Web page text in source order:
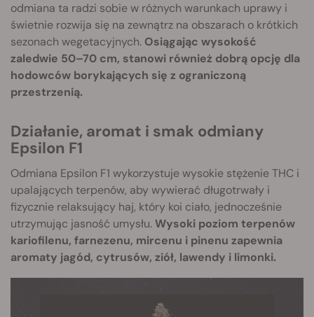
odmiana ta radzi sobie w różnych warunkach uprawy i
świetnie rozwija się na zewnątrz na obszarach o krótkich
sezonach wegetacyjnych. Osiągając wysokość
zaledwie 50–70 cm, stanowi również dobrą opcję dla
hodowców borykających się z ograniczoną
przestrzenią.
Działanie, aromat i smak odmiany
Epsilon F1
Odmiana Epsilon F1 wykorzystuje wysokie stężenie THC i
upalających terpenów, aby wywierać długotrwały i
fizycznie relaksujący haj, który koi ciało, jednocześnie
utrzymując jasność umysłu.Wysoki poziom terpenów
kariofilenu, farnezenu, mircenu i pinenu zapewnia
aromaty jagód, cytrusów, ziół, lawendy i limonki.